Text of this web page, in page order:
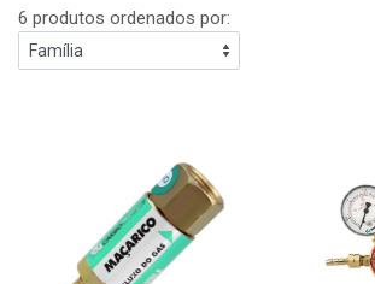
6 produtos ordenados por: